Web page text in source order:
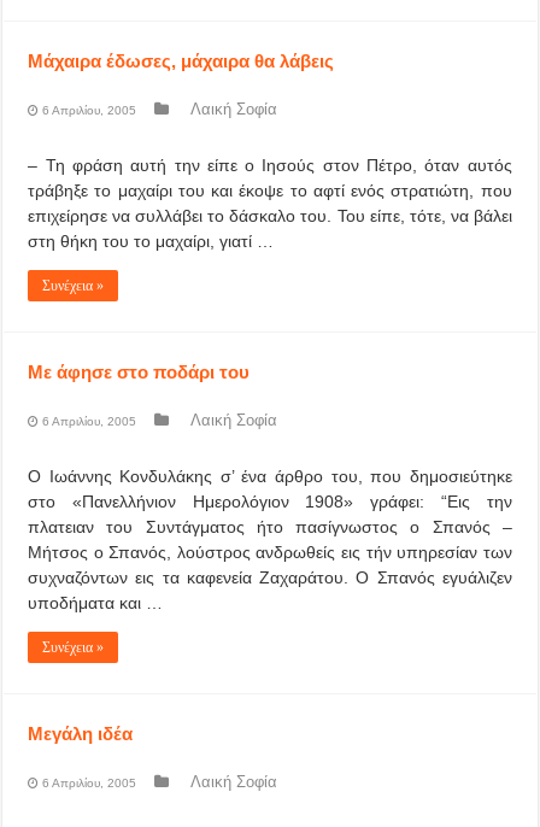
Μάχαιρα έδωσες, μάχαιρα θα λάβεις
6 Απριλίου, 2005 Λαική Σοφία
– Τη φράση αυτή την είπε ο Ιησούς στον Πέτρο, όταν αυτός
τράβηξε το μαχαίρι του και έκοψε το αφτί ενός στρατιώτη, που
επιχείρησε να συλλάβει το δάσκαλο του. Του είπε, τότε, να βάλει
στη θήκη του το μαχαίρι, γιατί …
Συνέχεια »
Με άφησε στο ποδάρι του
6 Απριλίου, 2005 Λαική Σοφία
Ο Ιωάννης Κονδυλάκης σ’ ένα άρθρο του, που δημοσιεύτηκε
στο «Πανελλήνιον Ημερολόγιον 1908» γράφει: “Εις την
πλατειαν του Συντάγματος ήτο πασίγνωστος ο Σπανός –
Μήτσος ο Σπανός, λούστρος ανδρωθείς εις τήν υπηρεσίαν των
συχναζόντων εις τα καφενεία Ζαχαράτου. Ο Σπανός εγυάλιζεν
υποδήματα και …
Συνέχεια »
Μεγάλη ιδέα
6 Απριλίου, 2005 Λαική Σοφία